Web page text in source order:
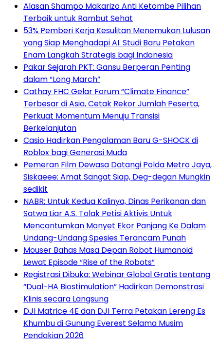
Alasan Shampo Makarizo Anti Ketombe Pilihan
Terbaik untuk Rambut Sehat
53% Pemberi Kerja Kesulitan Menemukan Lulusan
yang Siap Menghadapi AI. Studi Baru Petakan
Enam Langkah Strategis bagi Indonesia
Pakar Sejarah PKT: Gansu Berperan Penting
dalam “Long March”
Cathay FHC Gelar Forum “Climate Finance”
Terbesar di Asia, Cetak Rekor Jumlah Peserta,
Perkuat Momentum Menuju Transisi
Berkelanjutan
Casio Hadirkan Pengalaman Baru G-SHOCK di
Roblox bagi Generasi Muda
Pemeran Film Dewasa Datangi Polda Metro Jaya,
Siskaeee: Amat Sangat Siap, Deg-degan Mungkin
sedikit
NABR: Untuk Kedua Kalinya, Dinas Perikanan dan
Satwa Liar A.S. Tolak Petisi Aktivis Untuk
Mencantumkan Monyet Ekor Panjang Ke Dalam
Undang-Undang Spesies Terancam Punah
Mouser Bahas Masa Depan Robot Humanoid
Lewat Episode “Rise of the Robots”
Registrasi Dibuka: Webinar Global Gratis tentang
“Dual-HA Biostimulation” Hadirkan Demonstrasi
Klinis secara Langsung
DJI Matrice 4E dan DJI Terra Petakan Lereng Es
Khumbu di Gunung Everest Selama Musim
Pendakian 2026